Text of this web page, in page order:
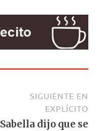
SIGUIENTE EN
EXPLÍCITO
Sabella dijo que se